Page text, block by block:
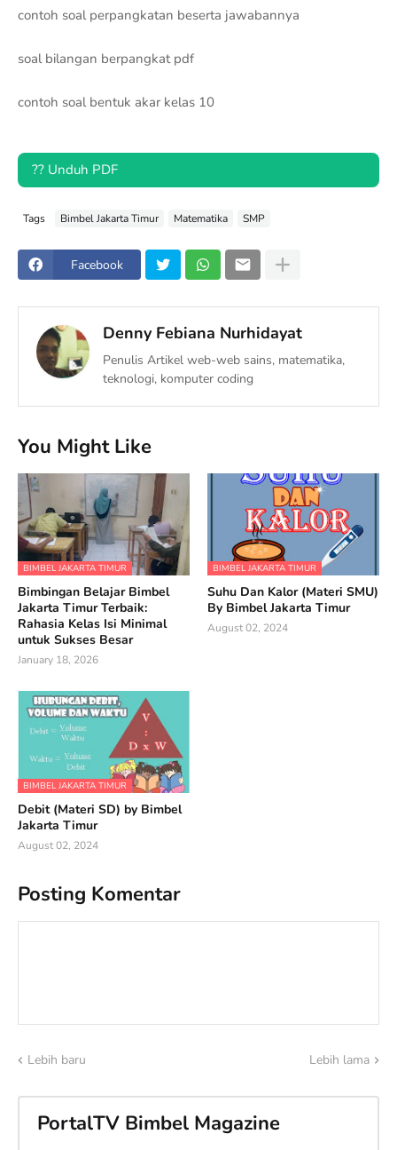
contoh soal perpangkatan beserta jawabannya
soal bilangan berpangkat pdf
contoh soal bentuk akar kelas 10
?? Unduh PDF
Tags Bimbel Jakarta Timur Matematika SMP
Facebook
Denny Febiana Nurhidayat
Penulis Artikel web-web sains, matematika,
teknologi, komputer coding
You Might Like
BIMBEL JAKARTA TIMUR
Bimbingan Belajar Bimbel
Jakarta Timur Terbaik:
Rahasia Kelas Isi Minimal
untuk Sukses Besar
January 18, 2026
BIMBEL JAKARTA TIMUR
Suhu Dan Kalor (Materi SMU)
By Bimbel Jakarta Timur
August 02, 2024
BIMBEL JAKARTA TIMUR
Debit (Materi SD) by Bimbel
Jakarta Timur
August 02, 2024
Posting Komentar
Lebih baru Lebih lama
PortalTV Bimbel Magazine